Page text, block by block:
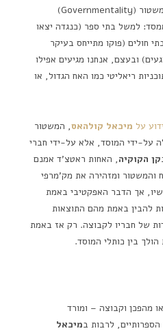
פיקוח על אסירים, אלא שיטות משטור (Governmentality)
למשל בתי ספר (כנגדה יצאו
חולים (פוקו מתייחס בעיקר
ובעצם, אנחנו מגיעים אפילו
ריאליטי כמו האח הגדול, או
על מיכאל קולהאס, המשטור
על-ידי המוסד, אלא על-ידי חברי
קן הקוקיה, האחות ראטצ'ד אמנם
והמשטור ומזהירה את מק'מרפי
אך הדבר האפקטיבי באמת
להבין באמת מהם התוצאות
של חבריו לקבוצה. רק אז באמת
בין כותלי המוסד.
מהפכן וקבוצה – ומורד
לרבות במיכאל